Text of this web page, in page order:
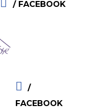
/ FACEBOOK
/
FACEBOOK